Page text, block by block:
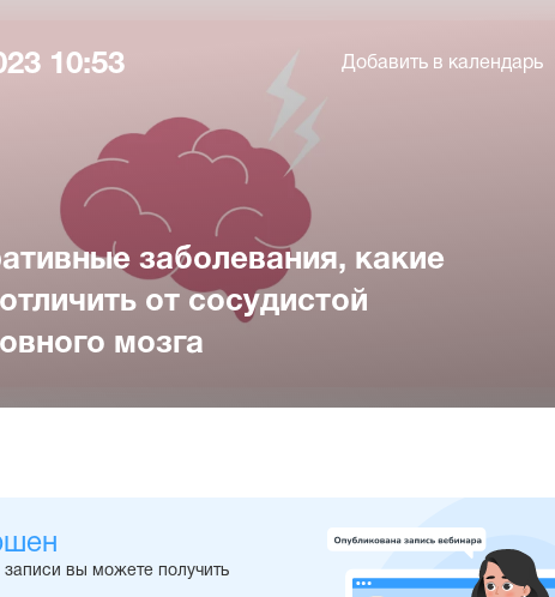
10:53 Добавить в календарь
заболевания, какие
от сосудистой
мозга
вы можете получить